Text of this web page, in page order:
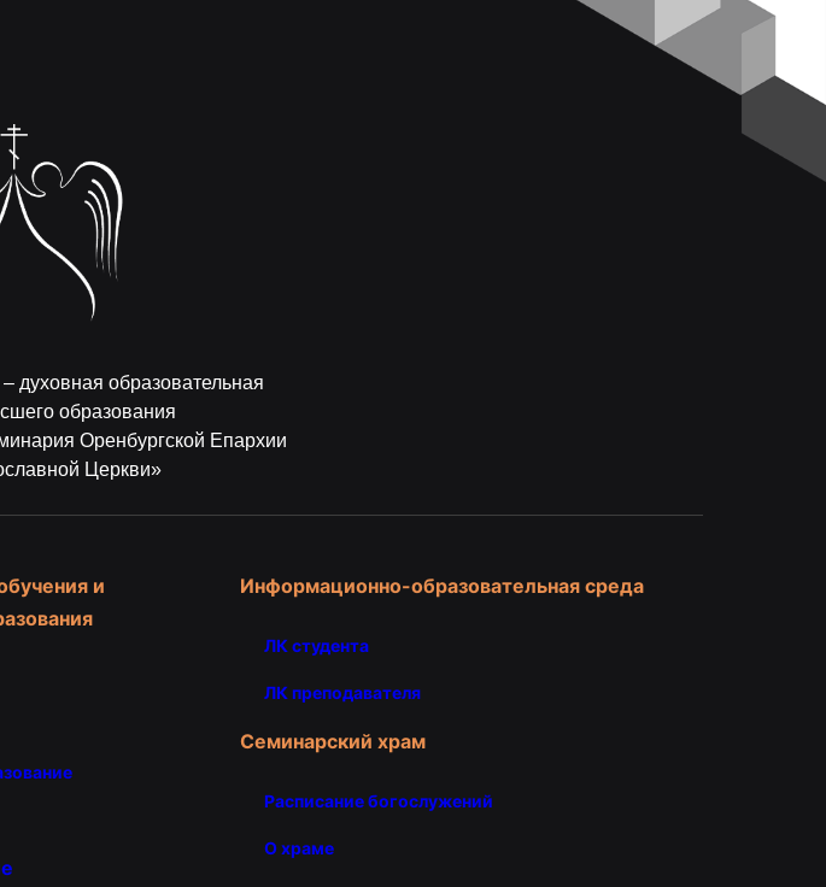
духовная образовательная
образования
Оренбургской Епархии
Церкви»
и
Информационно-образовательная среда
ЛК студента
ЛК преподавателя
Семинарский храм
Расписание богослужений
О храме